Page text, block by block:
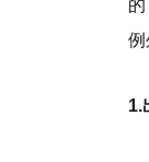
例
1.